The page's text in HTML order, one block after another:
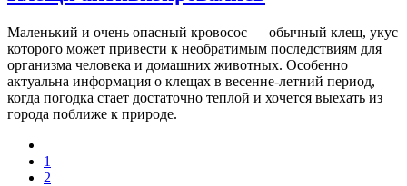
Маленький и очень опасный кровосос — обычный клещ, укус
которого может привести к необратимым последствиям для
организма человека и домашних животных. Особенно
актуальна информация о клещах в весенне-летний период,
когда погодка стает достаточно теплой и хочется выехать из
города поближе к природе.
1
2